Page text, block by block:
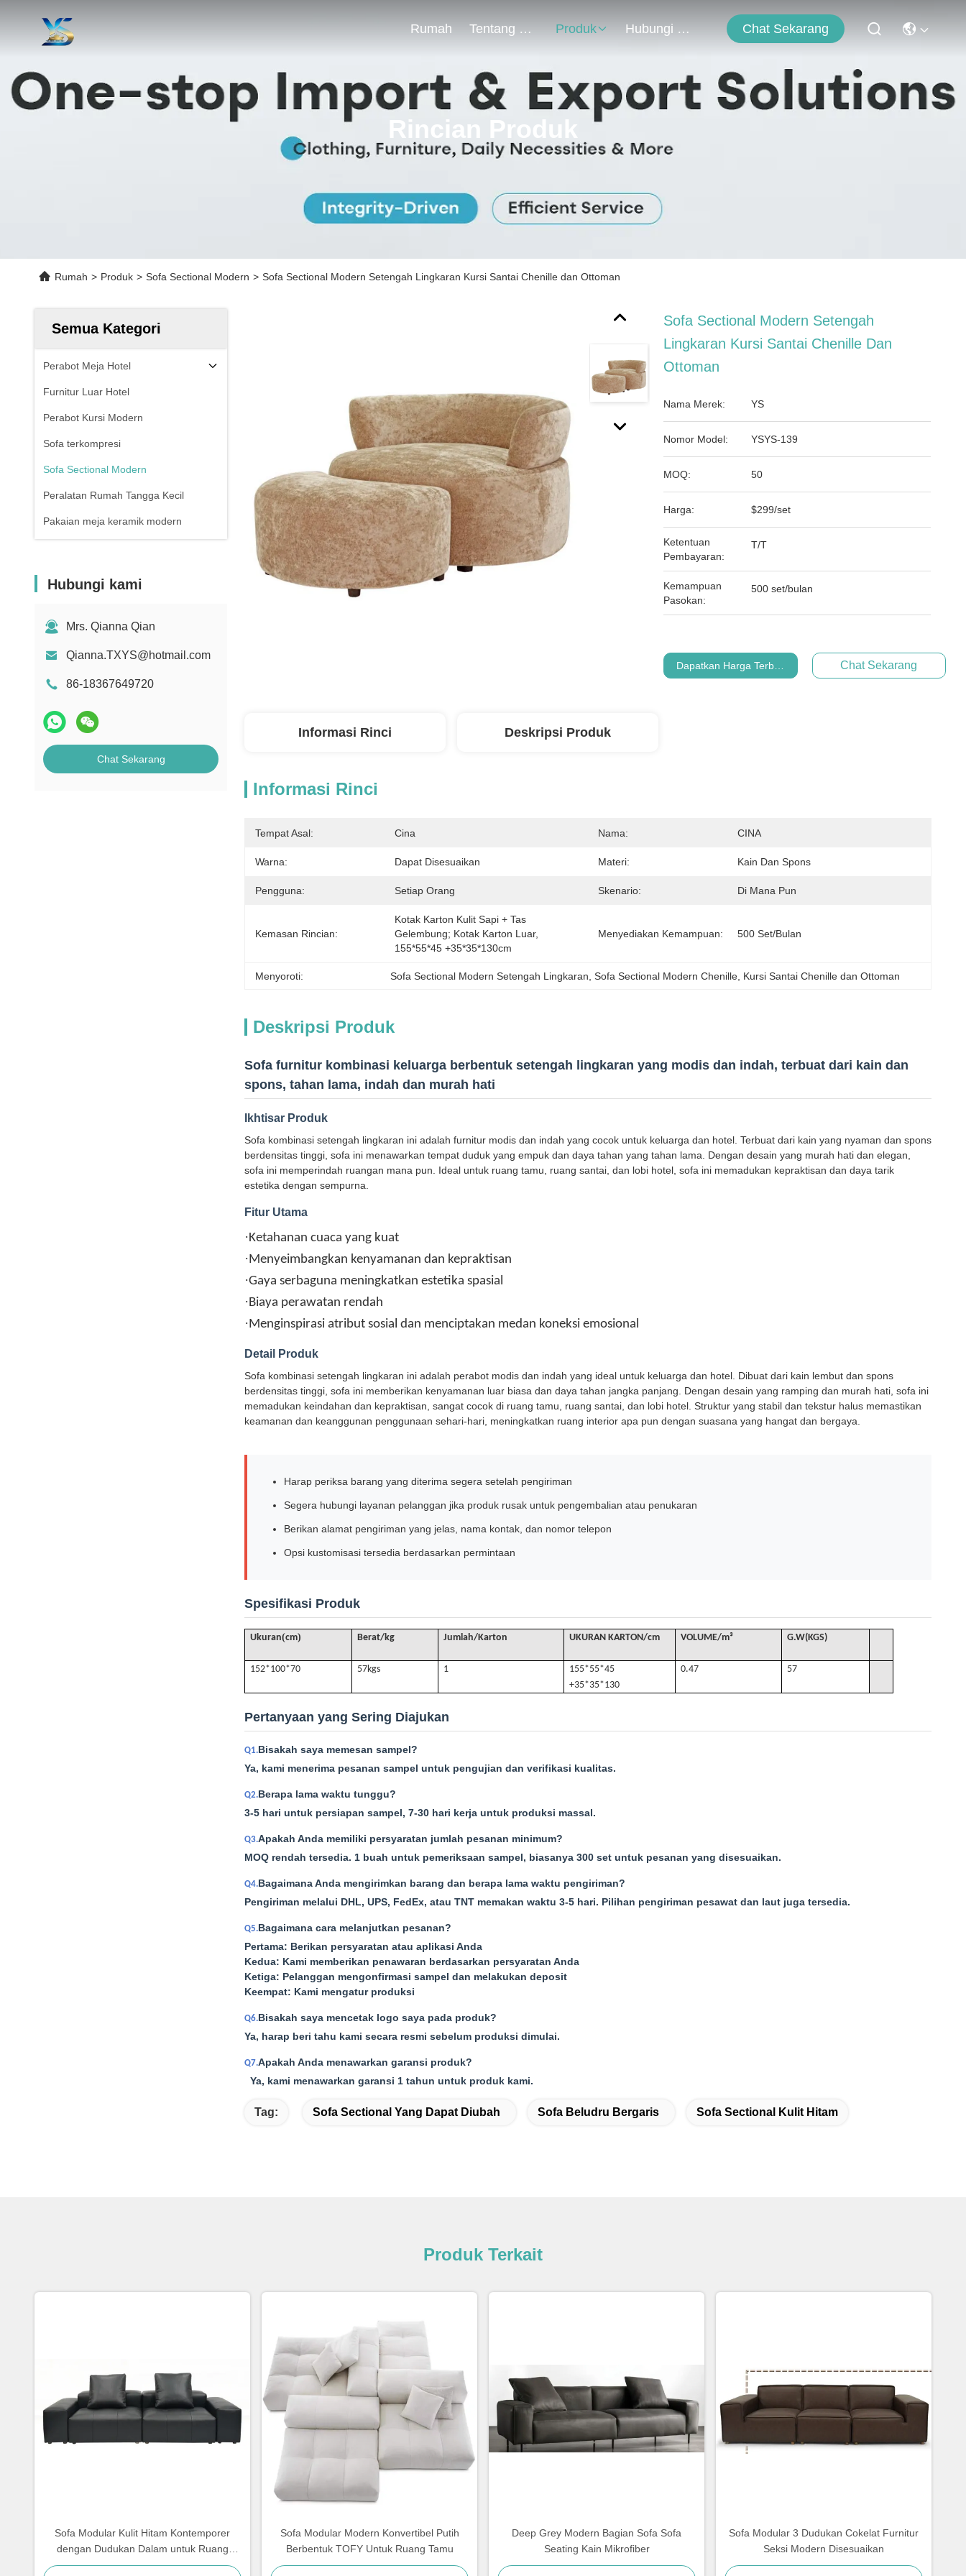
Rumah Tentang Kita Produk Hubungi Kami Chat Sekarang
Rincian Produk
Rumah > Produk > Sofa Sectional Modern > Sofa Sectional Modern Setengah Lingkaran Kursi Santai Chenille dan Ottoman
Semua Kategori
Perabot Meja Hotel
Furnitur Luar Hotel
Perabot Kursi Modern
Sofa terkompresi
Sofa Sectional Modern
Peralatan Rumah Tangga Kecil
Pakaian meja keramik modern
Hubungi kami
Mrs. Qianna Qian
Qianna.TXYS@hotmail.com
86-18367649720
Chat Sekarang
Sofa Sectional Modern Setengah
Lingkaran Kursi Santai Chenille Dan
Ottoman
Nama Merek: YS
Nomor Model: YSYS-139
MOQ: 50
Harga: $299/set
Ketentuan
Pembayaran:
T/T
Kemampuan
Pasokan:
500 set/bulan
Dapatkan Harga Terbaik Chat Sekarang
Informasi Rinci Deskripsi Produk
Informasi Rinci
Tempat Asal: Cina Nama: CINA
Warna: Dapat Disesuaikan Materi: Kain Dan Spons
Pengguna: Setiap Orang Skenario: Di Mana Pun
Kemasan Rincian:
Kotak Karton Kulit Sapi + Tas
Gelembung; Kotak Karton Luar,
155*55*45 +35*35*130cm
Menyediakan Kemampuan: 500 Set/bulan
Menyoroti: Sofa Sectional Modern Setengah Lingkaran , Sofa Sectional Modern Chenille Kursi Santai Chenille dan Ottoman
Deskripsi Produk
Sofa furnitur kombinasi keluarga berbentuk setengah lingkaran yang modis dan indah, terbuat dari kain dan
spons, tahan lama, indah dan murah hati
Ikhtisar Produk
Sofa kombinasi setengah lingkaran ini adalah furnitur modis dan indah yang cocok untuk keluarga dan hotel. Terbuat dari kain yang nyaman dan spons
berdensitas tinggi, sofa ini menawarkan tempat duduk yang empuk dan daya tahan yang tahan lama. Dengan desain yang murah hati dan elegan,
sofa ini memperindah ruangan mana pun. Ideal untuk ruang tamu, ruang santai, dan lobi hotel, sofa ini memadukan kepraktisan dan daya tarik
estetika dengan sempurna.
Fitur Utama
·Ketahanan cuaca yang kuat
·Menyeimbangkan kenyamanan dan kepraktisan
·Gaya serbaguna meningkatkan estetika spasial
·Biaya perawatan rendah
·Menginspirasi atribut sosial dan menciptakan medan koneksi emosional
Detail Produk
Sofa kombinasi setengah lingkaran ini adalah perabot modis dan indah yang ideal untuk keluarga dan hotel. Dibuat dari kain lembut dan spons
berdensitas tinggi, sofa ini memberikan kenyamanan luar biasa dan daya tahan jangka panjang. Dengan desain yang ramping dan murah hati, sofa ini
memadukan keindahan dan kepraktisan, sangat cocok di ruang tamu, ruang santai, dan lobi hotel. Struktur yang stabil dan tekstur halus memastikan
keamanan dan keanggunan penggunaan sehari-hari, meningkatkan ruang interior apa pun dengan suasana yang hangat dan bergaya.
Harap periksa barang yang diterima segera setelah pengiriman
Segera hubungi layanan pelanggan jika produk rusak untuk pengembalian atau penukaran
Berikan alamat pengiriman yang jelas, nama kontak, dan nomor telepon
Opsi kustomisasi tersedia berdasarkan permintaan
Spesifikasi Produk
Ukuran(cm) Berat/kg Jumlah/Karton UKURAN KARTON/cm VOLUME/m³ G.W(KGS)
152*100*70 57kgs 1
155*55*45
+35*35*130
0.47 57
Pertanyaan yang Sering Diajukan
Q1.Bisakah saya memesan sampel?
Ya, kami menerima pesanan sampel untuk pengujian dan verifikasi kualitas.
Q2.Berapa lama waktu tunggu?
3-5 hari untuk persiapan sampel, 7-30 hari kerja untuk produksi massal.
Q3.Apakah Anda memiliki persyaratan jumlah pesanan minimum?
MOQ rendah tersedia. 1 buah untuk pemeriksaan sampel, biasanya 300 set untuk pesanan yang disesuaikan.
Q4.Bagaimana Anda mengirimkan barang dan berapa lama waktu pengiriman?
Pengiriman melalui DHL, UPS, FedEx, atau TNT memakan waktu 3-5 hari. Pilihan pengiriman pesawat dan laut juga tersedia.
Q5.Bagaimana cara melanjutkan pesanan?
Pertama: Berikan persyaratan atau aplikasi Anda
Kedua: Kami memberikan penawaran berdasarkan persyaratan Anda
Ketiga: Pelanggan mengonfirmasi sampel dan melakukan deposit
Keempat: Kami mengatur produksi
Q6.Bisakah saya mencetak logo saya pada produk?
Ya, harap beri tahu kami secara resmi sebelum produksi dimulai.
Q7.Apakah Anda menawarkan garansi produk?
Ya, kami menawarkan garansi 1 tahun untuk produk kami.
Tag: Sofa Sectional Yang Dapat Diubah Sofa Beludru Bergaris Sofa Sectional Kulit Hitam
Produk Terkait
Sofa Modular Kulit Hitam Kontemporer
dengan Dudukan Dalam untuk Ruang
Tamu
Sofa Modular Modern Konvertibel Putih
Berbentuk TOFY Untuk Ruang Tamu
Deep Grey Modern Bagian Sofa Sofa
Seating Kain Mikrofiber
Sofa Modular 3 Dudukan Cokelat Furnitur
Seksi Modern Disesuaikan